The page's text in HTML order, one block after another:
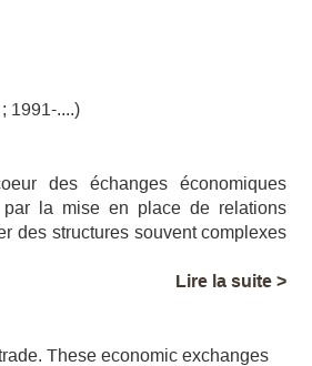
1991-....)
des échanges économiques
la mise en place de relations
des structures souvent complexes
Lire la suite >
These economic exchanges